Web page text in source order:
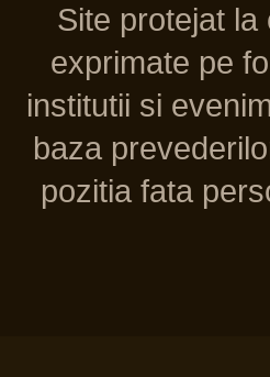
Site protejat
exprimate pe
institutii si
baza
pozitia fata